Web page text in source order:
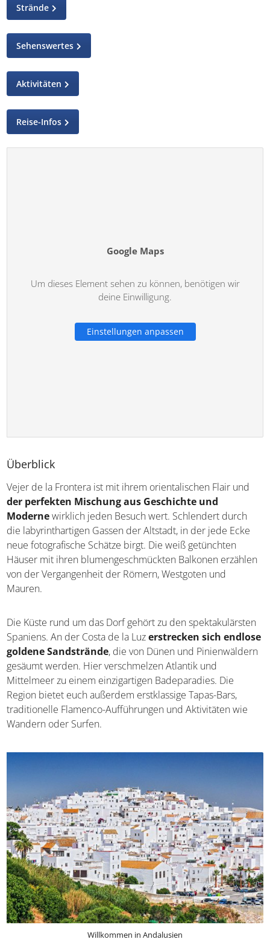
Strände
Sehenswertes
Aktivitäten
Reise-Infos
Google Maps
Um dieses Element sehen zu können, benötigen wir
deine Einwilligung.
Einstellungen anpassen
Überblick
Vejer de la Frontera ist mit ihrem orientalischen Flair und
der perfekten Mischung aus Geschichte und
Modernewirklich jeden Besuch wert. Schlendert durch
die labyrinthartigen Gassen der Altstadt, in der jede Ecke
neue fotografische Schätze birgt. Die weiß getünchten
Häuser mit ihren blumengeschmückten Balkonen erzählen
von der Vergangenheit der Römern, Westgoten und
Mauren.
Die Küste rund um das Dorf gehört zu den spektakulärsten
Spaniens. An der Costa de la Luzerstrecken sich endlose
goldene Sandstrände, die von Dünen und Pinienwäldern
gesäumt werden. Hier verschmelzen Atlantik und
Mittelmeer zu einem einzigartigen Badeparadies. Die
Region bietet euch außerdem erstklassige Tapas-Bars,
traditionelle Flamenco-Aufführungen und Aktivitäten wie
Wandern oder Surfen.
Willkommen in Andalusien